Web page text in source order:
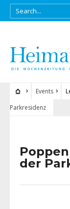
Events
Parkresidenz
der